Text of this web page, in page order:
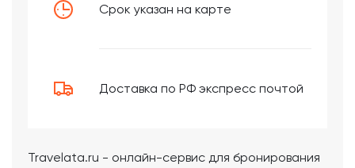
Срок указан на карте
Доставка по РФ экспресс почтой
Travelata.ru - онлайн-сервис для бронирования